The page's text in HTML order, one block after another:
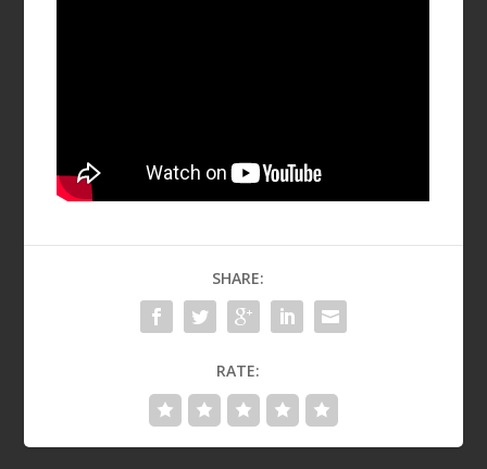
SHARE:
RATE: